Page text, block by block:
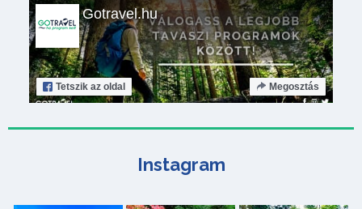
Gotravel.hu
Tetszik az oldal Megosztás
Instagram